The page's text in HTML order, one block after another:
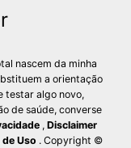
nascem da minha
a orientação
testar algo novo,
de saúde, converse
, Disclaimer
Uso . Copyright ©